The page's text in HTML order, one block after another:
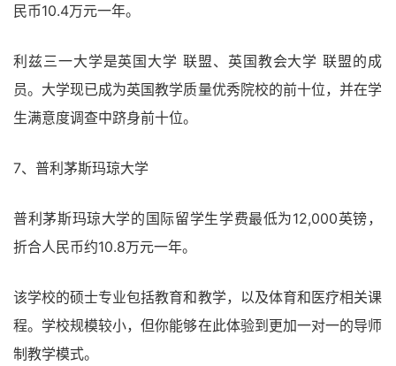
民币10.4万元一年。
利兹三一大学是英国大学 联盟、英国教会大学 联盟的成
员。大学现已成为英国教学质量优秀院校的前十位，并在学
生满意度调查中跻身前十位。
7、普利茅斯玛琼大学
普利茅斯玛琼大学的国际留学生学费最低为12,000英镑，
折合人民币约10.8万元一年。
该学校的硕士专业包括教育和教学，以及体育和医疗相关课
程。学校规模较小，但你能够在此体验到更加一对一的导师
制教学模式。